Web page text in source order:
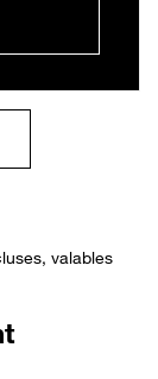
valables